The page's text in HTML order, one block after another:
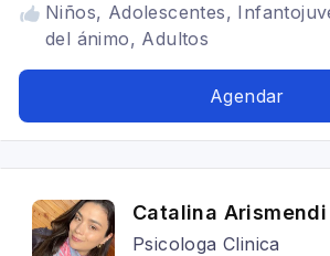
Niños, Adolescentes,
del ánimo, Adultos
Agendar
Catalina Arismendi
Psicologa Clinica